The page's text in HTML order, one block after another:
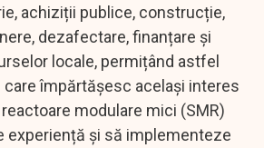
achiziții publice, construcție,
dezafectare, finanțare și
locale, permițând astfel
împărtășesc același interes
modulare mici (SMR)
experiență și să implementeze